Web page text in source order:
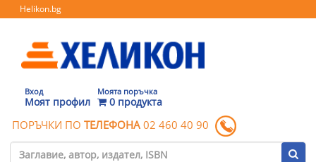
Helikon.bg
Вход
Моят профил
Моята поръчка
0 продукта
ПОРЪЧКИ ПО ТЕЛЕФОНА 02 460 40 90